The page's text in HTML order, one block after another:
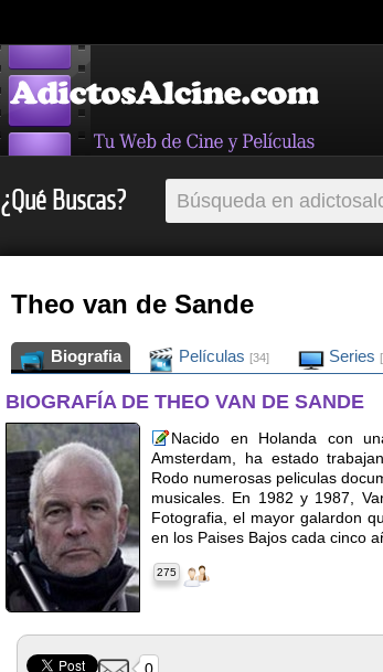
¿Qué Buscas?
Theo van de Sande
Biografia Películas [34] Series
BIOGRAFÍA DE THEO VAN DE SANDE
Nacido en Holanda con
Amsterdam, ha estado
Rodo numerosas peliculas
musicales. En 1982 y 1987,
Fotografia, el mayor galardon
en los Paises Bajos cada cinco
275